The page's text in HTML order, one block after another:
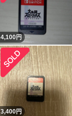
4,100円
3,400円